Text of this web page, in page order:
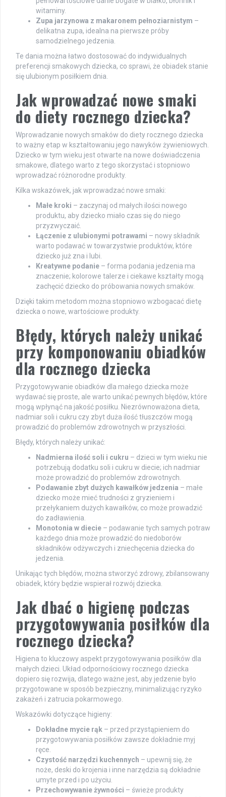
witaminy.
Zupa jarzynowa z makaronem pełnoziarnistym –
delikatna zupa, idealna na pierwsze próby
samodzielnego jedzenia.
Te dania można łatwo dostosować do indywidualnych
preferencji smakowych dziecka, co sprawi, że obiadek stanie
się ulubionym posiłkiem dnia.
Jak wprowadzać nowe smaki
do diety rocznego dziecka?
Wprowadzanie nowych smaków do diety rocznego dziecka
to ważny etap w kształtowaniu jego nawyków żywieniowych.
Dziecko w tym wieku jest otwarte na nowe doświadczenia
smakowe, dlatego warto z tego skorzystać i stopniowo
wprowadzać różnorodne produkty.
Kilka wskazówek, jak wprowadzać nowe smaki:
Małe kroki – zaczynaj od małych ilości nowego
produktu, aby dziecko miało czas się do niego
przyzwyczaić.
Łączenie z ulubionymi potrawami – nowy składnik
warto podawać w towarzystwie produktów, które
dziecko już zna i lubi.
Kreatywne podanie – forma podania jedzenia ma
znaczenie; kolorowe talerze i ciekawe kształty mogą
zachęcić dziecko do próbowania nowych smaków.
Dzięki takim metodom można stopniowo wzbogacać dietę
dziecka o nowe, wartościowe produkty.
Błędy, których należy unikać
przy komponowaniu obiadków
dla rocznego dziecka
Przygotowywanie obiadków dla małego dziecka może
wydawać się proste, ale warto unikać pewnych błędów, które
mogą wpłynąć na jakość posiłku. Niezrównoważona dieta,
nadmiar soli i cukru czy zbyt duża ilość tłuszczów mogą
prowadzić do problemów zdrowotnych w przyszłości.
Błędy, których należy unikać:
Nadmierna ilość soli i cukru – dzieci w tym wieku nie
potrzebują dodatku soli i cukru w diecie; ich nadmiar
może prowadzić do problemów zdrowotnych.
Podawanie zbyt dużych kawałków jedzenia – małe
dziecko może mieć trudności z gryzieniem i
przełykaniem dużych kawałków, co może prowadzić
do zadławienia.
Monotonia w diecie – podawanie tych samych potraw
każdego dnia może prowadzić do niedoborów
składników odżywczych i zniechęcenia dziecka do
jedzenia.
Unikając tych błędów, można stworzyć zdrowy, zbilansowany
obiadek, który będzie wspierał rozwój dziecka.
Jak dbać o higienę podczas
przygotowywania posiłków dla
rocznego dziecka?
Higiena to kluczowy aspekt przygotowywania posiłków dla
małych dzieci. Układ odpornościowy rocznego dziecka
dopiero się rozwija, dlatego ważne jest, aby jedzenie było
przygotowane w sposób bezpieczny, minimalizując ryzyko
zakażeń i zatrucia pokarmowego.
Wskazówki dotyczące higieny:
Dokładne mycie rąk – przed przystąpieniem do
przygotowywania posiłków zawsze dokładnie myj
ręce.
Czystość narzędzi kuchennych – upewnij się, że
noże, deski do krojenia i inne narzędzia są dokładnie
umyte przed i po użyciu.
Przechowywanie żywności – świeże produkty